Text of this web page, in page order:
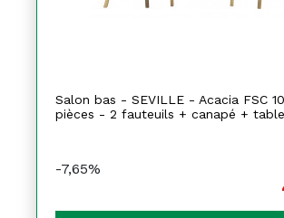
Salon bas - SEVILLE - Acacia FSC
pièces - 2 fauteuils + canapé +
-7,65%